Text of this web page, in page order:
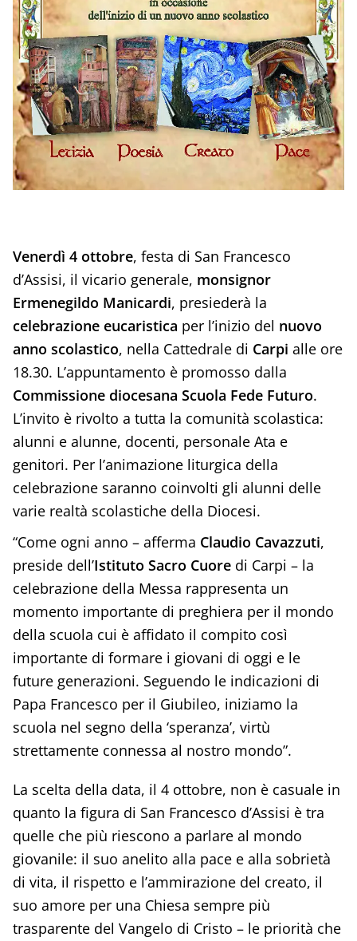
Venerdì 4 ottobre, festa di San Francesco
d’Assisi, il vicario generale, monsignor
Ermenegildo Manicardi, presiederà la
celebrazione eucaristica per l’inizio del nuovo
anno scolastico, nella Cattedrale di Carpi alle ore
18.30. L’appuntamento è promosso dalla
Commissione diocesana Scuola Fede Futuro.
L’invito è rivolto a tutta la comunità scolastica:
alunni e alunne, docenti, personale Ata e
genitori. Per l’animazione liturgica della
celebrazione saranno coinvolti gli alunni delle
varie realtà scolastiche della Diocesi.
“Come ogni anno – afferma Claudio Cavazzuti,
preside dell’Istituto Sacro Cuoredi Carpi – la
celebrazione della Messa rappresenta un
momento importante di preghiera per il mondo
della scuola cui è affidato il compito così
importante di formare i giovani di oggi e le
future generazioni. Seguendo le indicazioni di
Papa Francesco per il Giubileo, iniziamo la
scuola nel segno della ‘speranza’, virtù
strettamente connessa al nostro mondo”.
La scelta della data, il 4 ottobre, non è casuale in
quanto la figura di San Francesco d’Assisi è tra
quelle che più riescono a parlare al mondo
giovanile: il suo anelito alla pace e alla sobrietà
di vita, il rispetto e l’ammirazione del creato, il
suo amore per una Chiesa sempre più
trasparente del Vangelo di Cristo – le priorità che